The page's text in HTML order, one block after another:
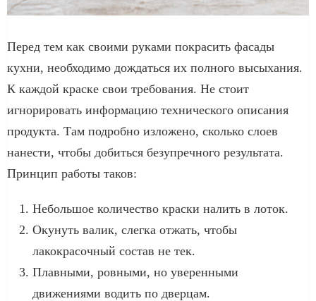
Перед тем как своими руками покрасить фасады
кухни, необходимо дождаться их полного высыхания.
К каждой краске свои требования. Не стоит
игнорировать информацию технического описания
продукта. Там подробно изложено, сколько слоев
нанести, чтобы добиться безупречного результата.
Принцип работы таков:
Небольшое количество краски налить в лоток.
Окунуть валик, слегка отжать, чтобы
лакокрасочный состав не тек.
Плавными, ровными, но уверенными
движениями водить по дверцам.